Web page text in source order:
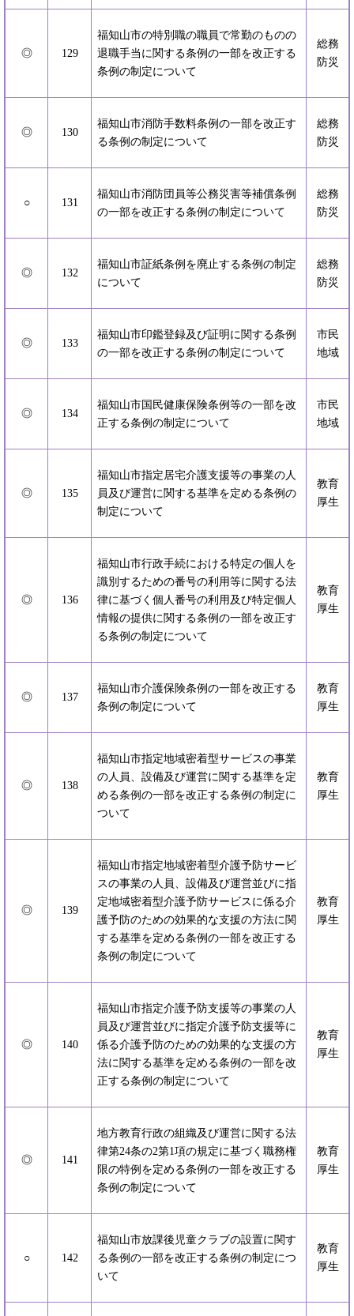
◎ 129
福知山市の特別職の職員で常勤のものの
退職手当に関する条例の一部を改正する
条例の制定について
総務
防災
◎ 130
福知山市消防手数料条例の一部を改正す
る条例の制定について
総務
防災
○ 131
福知山市消防団員等公務災害等補償条例
の一部を改正する条例の制定について
総務
防災
◎ 132
福知山市証紙条例を廃止する条例の制定
について
総務
防災
◎ 133
福知山市印鑑登録及び証明に関する条例
の一部を改正する条例の制定について
市民
地域
◎ 134
福知山市国民健康保険条例等の一部を改
正する条例の制定について
市民
地域
◎ 135
福知山市指定居宅介護支援等の事業の人
員及び運営に関する基準を定める条例の
制定について
教育
厚生
◎ 136
福知山市行政手続における特定の個人を
識別するための番号の利用等に関する法
律に基づく個人番号の利用及び特定個人
情報の提供に関する条例の一部を改正す
る条例の制定について
教育
厚生
◎ 137
福知山市介護保険条例の一部を改正する
条例の制定について
教育
厚生
◎ 138
福知山市指定地域密着型サービスの事業
の人員、設備及び運営に関する基準を定
める条例の一部を改正する条例の制定に
ついて
教育
厚生
◎ 139
福知山市指定地域密着型介護予防サービ
スの事業の人員、設備及び運営並びに指
定地域密着型介護予防サービスに係る介
護予防のための効果的な支援の方法に関
する基準を定める条例の一部を改正する
条例の制定について
教育
厚生
◎ 140
福知山市指定介護予防支援等の事業の人
員及び運営並びに指定介護予防支援等に
係る介護予防のための効果的な支援の方
法に関する基準を定める条例の一部を改
正する条例の制定について
教育
厚生
◎ 141
地方教育行政の組織及び運営に関する法
律第24条の2第1項の規定に基づく職務権
限の特例を定める条例の一部を改正する
条例の制定について
教育
厚生
○ 142
福知山市放課後児童クラブの設置に関す
る条例の一部を改正する条例の制定につ
いて
教育
厚生